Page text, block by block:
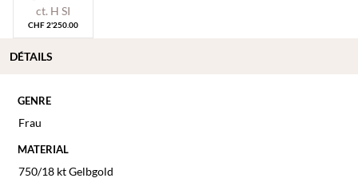
CHF2'250.00
GENRE
Frau
MATERIAL
750/18 kt Gelbgold
DÉTAILS